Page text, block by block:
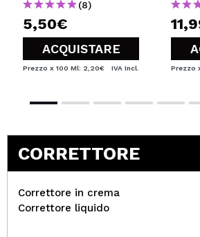
(8)
5,50€
ACQUISTARE
Prezzo x 100 Ml: 2,20€ IVA Incl. Prezzo
CORRETTORE
Correttore in crema
Correttore liquido